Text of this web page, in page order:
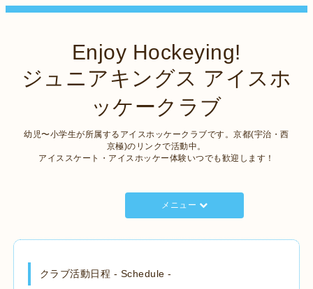
Enjoy Hockeying!
ジュニアキングス アイスホ
ッケークラブ
幼児〜小学生が所属するアイスホッケークラブです。京都(宇治・西
京極)のリンクで活動中。
アイススケート・アイスホッケー体験いつでも歓迎します！
メニュー
クラブ活動日程 - Schedule -